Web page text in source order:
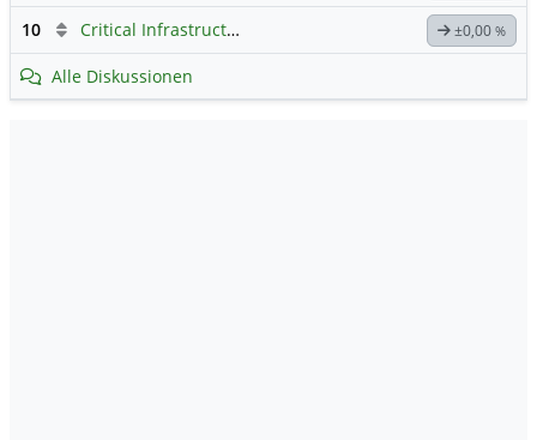
10 Critical Infrastructure Technologies Hauptdiskussion
±0,00 %
Alle Diskussionen